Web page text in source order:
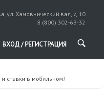
ул. Хамовнический вал, д.10
8 (800) 302-63-32
ВХОД / РЕГИСТРАЦИЯ
ставки в мобильном!